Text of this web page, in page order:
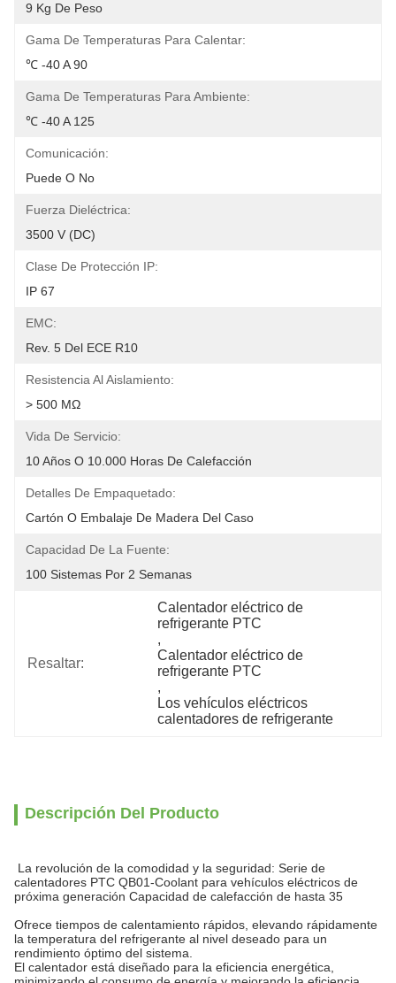
9 Kg De Peso
Gama De Temperaturas Para Calentar:
℃ -40 A 90
Gama De Temperaturas Para Ambiente:
℃ -40 A 125
Comunicación:
Puede O No
Fuerza Dieléctrica:
3500 V (DC)
Clase De Protección IP:
IP 67
EMC:
Rev. 5 Del ECE R10
Resistencia Al Aislamiento:
> 500 MΩ
Vida De Servicio:
10 Años O 10.000 Horas De Calefacción
Detalles De Empaquetado:
Cartón O Embalaje De Madera Del Caso
Capacidad De La Fuente:
100 Sistemas Por 2 Semanas
Resaltar:
Calentador eléctrico de
refrigerante PTC
,
Calentador eléctrico de
refrigerante PTC
,
Los vehículos eléctricos
calentadores de refrigerante
Descripción Del Producto
La revolución de la comodidad y la seguridad: Serie de
calentadores PTC QB01-Coolant para vehículos eléctricos de
próxima generación Capacidad de calefacción de hasta 35
Ofrece tiempos de calentamiento rápidos, elevando rápidamente
la temperatura del refrigerante al nivel deseado para un
rendimiento óptimo del sistema.
El calentador está diseñado para la eficiencia energética,